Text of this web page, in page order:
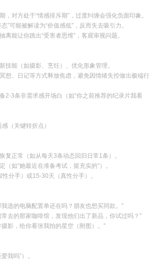
，对方处于“情感排斥期”，过度纠缠会强化负面印象。
”可能被解读为“价值感低”，反而失去吸引力。
离能让你跳出“受害者思维”，客观审视问题。
技能（如摄影、烹饪）、优化形象管理。
想、日记等方式释放焦虑，避免因情绪失控做出极端行
2-3条非需求感开场白（如“你之前推荐的纪录片我看
（关键转折点）
复正常（如从每天3条动态回归日常1条）。
（如“她最近在准备考试，挺充实的”）。
分手）或15-30天（真性分手）。
选的电脑配置单还在吗？朋友也想买同款。”
去的那家咖啡馆，发现他们出了新品，你试过吗？”
影，给你看张我拍的星空（附图）。”
我吗”）。